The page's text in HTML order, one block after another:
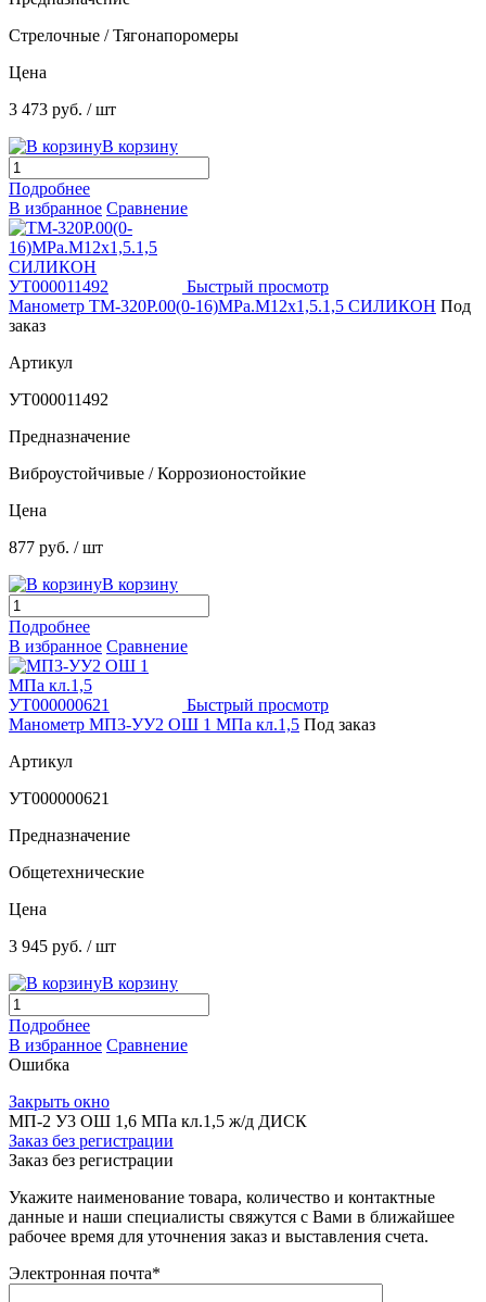
Стрелочные / Тягонапоромеры
Цена
3 473 руб. / шт
В корзину
Подробнее
В избранное Сравнение
Быстрый просмотр
Манометр ТМ-320Р.00(0-16)MPa.М12х1,5.1,5 СИЛИКОН Под
заказ
Артикул
УТ000011492
Предназначение
Виброустойчивые / Коррозионостойкие
Цена
877 руб. / шт
В корзину
Подробнее
В избранное Сравнение
Быстрый просмотр
Манометр МП3-УУ2 ОШ 1 МПа кл.1,5 Под заказ
Артикул
УТ000000621
Предназначение
Общетехнические
Цена
3 945 руб. / шт
В корзину
Подробнее
В избранное Сравнение
Ошибка
Закрыть окно
МП-2 У3 ОШ 1,6 МПа кл.1,5 ж/д ДИСК
Заказ без регистрации
Заказ без регистрации
Укажите наименование товара, количество и контактные
данные и наши специалисты свяжутся с Вами в ближайшее
рабочее время для уточнения заказ и выставления счета.
Электронная почта*